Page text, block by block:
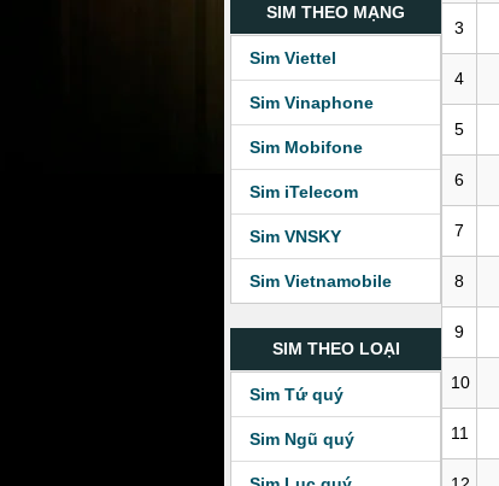
SIM THEO MẠNG
Sim Viettel
Sim Vinaphone
Sim Mobifone
Sim iTelecom
Sim VNSKY
Sim Vietnamobile
SIM THEO LOẠI
Sim Tứ quý
Sim Ngũ quý
3
4
5
6
7
8
9
10
11